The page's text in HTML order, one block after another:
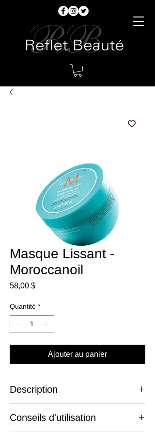
Masque Lissant -
Moroccanoil
58,00 $Prix
Quantité *
Ajouter au panier
Description
Moroccanoil. Il est spécialement conçu pour
Conseils d'utilisation